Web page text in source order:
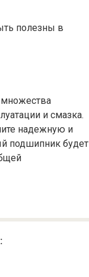
полезны в
и смазка.
надежную и
подшипник будет